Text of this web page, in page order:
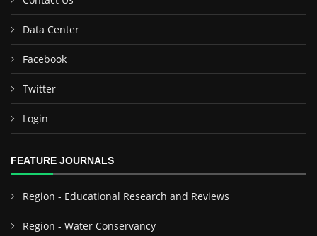
Data Center
Facebook
Twitter
Login
FEATURE JOURNALS
Region - Educational Research and Reviews
Region - Water Conservancy